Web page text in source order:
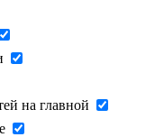
на главной